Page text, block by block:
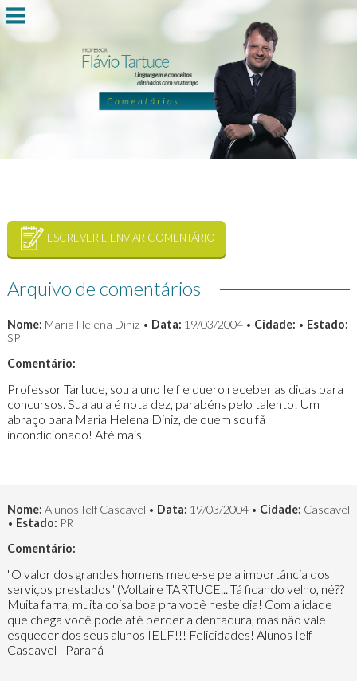
ESCREVER E ENVIAR COMENTÁRIO
Arquivo de comentários
Nome: Maria Helena Diniz • Data: 19/03/2004 • Cidade: • Estado:
SP
Comentário:
Professor Tartuce, sou aluno Ielf e quero receber as dicas para
concursos. Sua aula é nota dez, parabéns pelo talento! Um
abraço para Maria Helena Diniz, de quem sou fã
incondicionado! Até mais.
Nome: Alunos Ielf Cascavel • Data: 19/03/2004 • Cidade: Cascavel
• Estado: PR
Comentário:
"O valor dos grandes homens mede-se pela importância dos
serviços prestados" (Voltaire TARTUCE... Tá ficando velho, né??
Muita farra, muita coisa boa pra você neste dia! Com a idade
que chega você pode até perder a dentadura, mas não vale
esquecer dos seus alunos IELF!!! Felicidades! Alunos Ielf
Cascavel - Paraná